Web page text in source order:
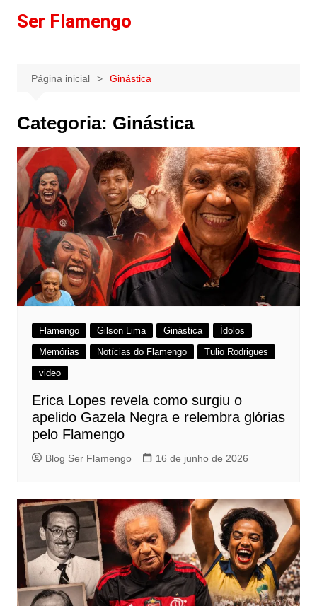
paraSer Flamengo
Página inicial Ginástica
Categoria: Ginástica
Flamengo Gilson Lima Ginástica
Ídolos
Memórias
Notícias do Flamengo
Tulio Rodrigues
video
Erica Lopes revela como surgiu o
apelido Gazela Negra e relembra glórias
pelo Flamengo
Blog Ser Flamengo 16 de junho de 2026